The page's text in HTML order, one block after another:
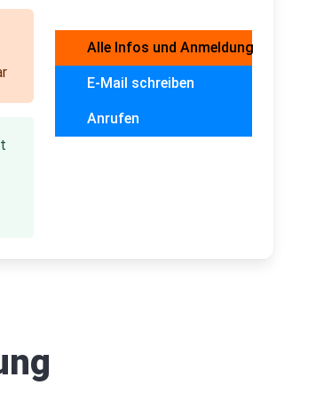
Alle Infos und Anmeldung
E-Mail schreiben
Anrufen